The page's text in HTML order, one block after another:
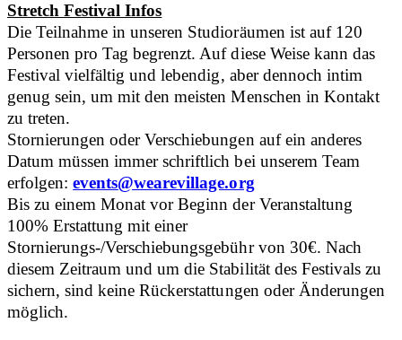
Stretch Festival Infos
Die Teilnahme in unseren Studioräumen ist auf 120
Personen pro Tag begrenzt. Auf diese Weise kann das
Festival vielfältig und lebendig, aber dennoch intim
genug sein, um mit den meisten Menschen in Kontakt
zu treten.
Stornierungen oder Verschiebungen auf ein anderes
Datum müssen immer schriftlich bei unserem Team
erfolgen:events@wearevillage.org
Bis zu einem Monat vor Beginn der Veranstaltung
100% Erstattung mit einer
Stornierungs-/Verschiebungsgebühr von 30€. Nach
diesem Zeitraum und um die Stabilität des Festivals zu
sichern, sind keine Rückerstattungen oder Änderungen
möglich.